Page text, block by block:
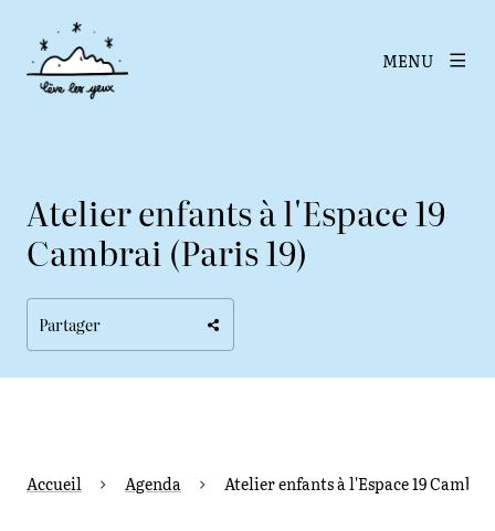
MENU
Atelier enfants à l'Espace 19
Cambrai (Paris 19)
Partager
Accueil Agenda Atelier enfants à l'Espace 19